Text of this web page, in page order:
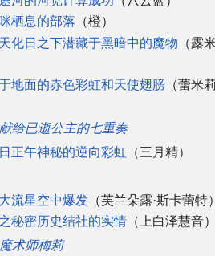
栖息的部落 （橙）
化日之下潜藏于黑暗中的魔物 （露
地面的赤色彩虹和天使翅膀 （蕾米
献给已逝公主的七重奏
正午神秘的逆向彩虹 （三月精）
流星空中爆发 （芙兰朵露·斯卡蕾特
秘密历史结社的实情 （上白泽慧音
魔术师梅莉